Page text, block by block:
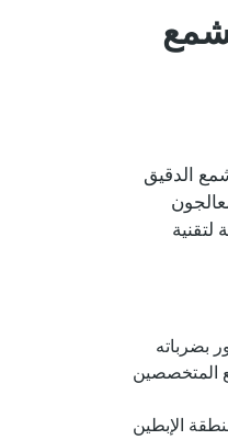
الدقيق
و يديره المعالجون
لتقنية
بضرباته
المتخصصين
الإبطين